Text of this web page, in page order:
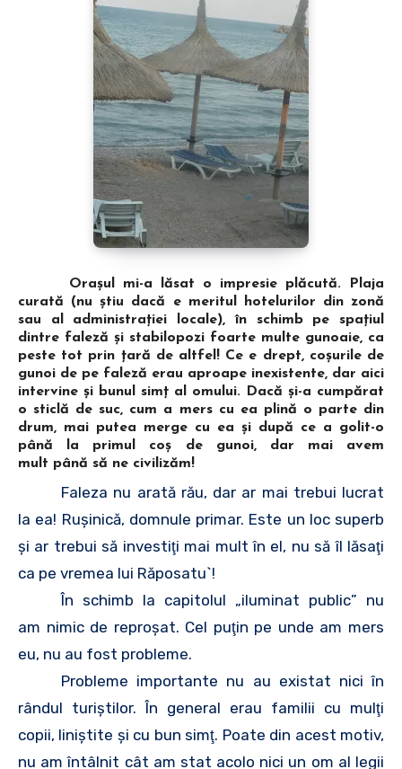
Oraşul mi-a lăsat o impresie plăcută. Plaja
curată (nu ştiu dacă e meritul hotelurilor din zonă
sau al administraţiei locale), în schimb pe spaţiul
dintre faleză şi stabilopozi foarte multe gunoaie, ca
peste tot prin ţară de altfel! Ce e drept, coşurile de
gunoi de pe faleză erau aproape inexistente, dar aici
intervine şi bunul simţ al omului. Dacă şi-a cumpărat
o sticlă de suc, cum a mers cu ea plină o parte din
drum, mai putea merge cu ea şi după ce a golit-o
până la primul coş de gunoi, dar mai avem
mult până să ne civilizăm!
Faleza nu arată rău, dar ar mai trebui lucrat
la ea! Ruşinică, domnule primar. Este un loc superb
şi ar trebui să investiţi mai mult în el, nu să îl lăsaţi
ca pe vremea lui Răposatu`!
În schimb la capitolul „iluminat public” nu
am nimic de reproşat. Cel puţin pe unde am mers
eu, nu au fost probleme.
Probleme importante nu au existat nici în
rândul turiştilor. În general erau familii cu mulţi
copii, liniştite şi cu bun simţ. Poate din acest motiv,
nu am întâlnit cât am stat acolo nici un om al legii